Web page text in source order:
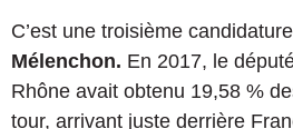
C’est une troisième
Mélenchon. En 2017, le
Rhône avait obtenu 19,58 %
tour, arrivant juste derrière